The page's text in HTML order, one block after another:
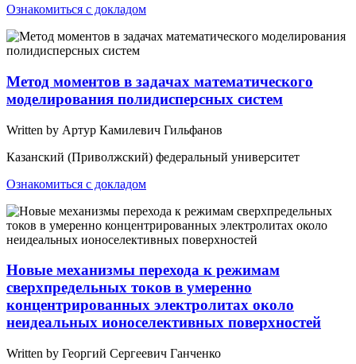
Ознакомиться с докладом
Метод моментов в задачах математического
моделирования полидисперсных систем
Written by Артур Камилевич Гильфанов
Казанский (Приволжский) федеральный университет
Ознакомиться с докладом
Новые механизмы перехода к режимам
сверхпредельных токов в умеренно
концентрированных электролитах около
неидеальных ионоселективных поверхностей
Written by Георгий Сергеевич Ганченко